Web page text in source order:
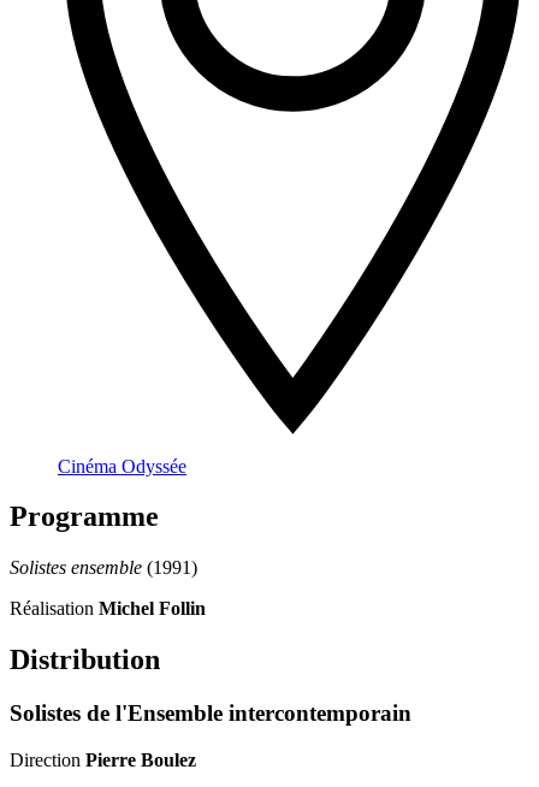
Cinéma Odyssée
Programme
Solistes ensemble (1991)
Réalisation Michel Follin
Distribution
Solistes de l'Ensemble intercontemporain
Direction Pierre Boulez